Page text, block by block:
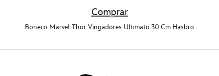
Comprar
Boneco Marvel Thor Vingadores Ultimato 30 Cm Hasbro